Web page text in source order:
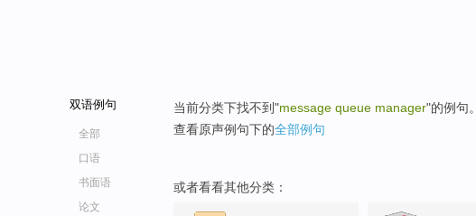
双语例句
全部
口语
书面语
论文
当前分类下找不到"message queue manager"的例句。
查看原声例句下的全部例句
或者看看其他分类：